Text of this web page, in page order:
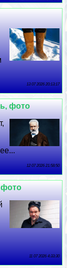
13 07 2026 20:13:17
фото
12 07 2026 21:58:50
фото
11 07 2026 4:33:30